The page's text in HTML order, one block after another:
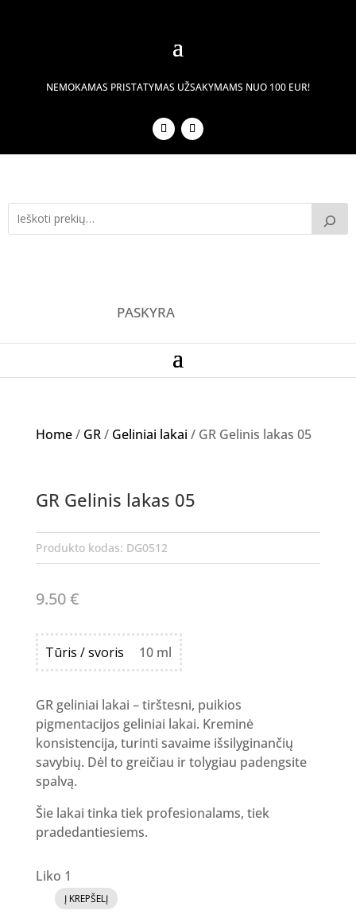
NEMOKAMAS PRISTATYMAS UŽSAKYMAMS NUO 100 EUR!
PASKYRA
Home/ GR/ Geliniai lakai / GR Gelinis lakas 05
GR Gelinis lakas 05
Produkto kodas: DG0512
9.50€
Tūris / svoris 10 ml
GR geliniai lakai – tirštesni, puikios
pigmentacijos geliniai lakai. Kreminė
konsistencija, turinti savaime išsilyginančių
savybių. Dėl to greičiau ir tolygiau padengsite
spalvą.
Šie lakai tinka tiek profesionalams, tiek
pradedantiesiems.
Liko 1
produkto
Į KREPŠELĮ